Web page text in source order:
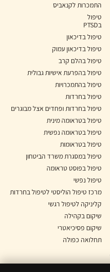
התמכרות לקנאביס
טיפול
בPTSD
טיפול בדיכאון
טיפול בדיכאון עמוק
טיפול בהלם קרב
טיפול בהפרעת אישיות גבולית
טיפול בהתמכרויות
טיפול בחרדות
טיפול בחרדות ופחדים אצל מבוגרים
טיפול בטראומה מינית
טיפול בטראומה נפשית
טיפול בטראומות
טיפול במסגרת משרד הביטחון
טיפול בפוסט טראומה
טיפול נפשי
מרכז טיפול הוליסטי לטיפול בחרדות
קליניקה לטיפול רגשי
שיקום בקהילה
שיקום פסיכיאטרי
תחלואה כפולה